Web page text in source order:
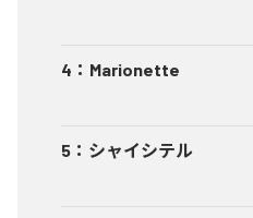
4 ： Marionette
5 ： シャイシテル